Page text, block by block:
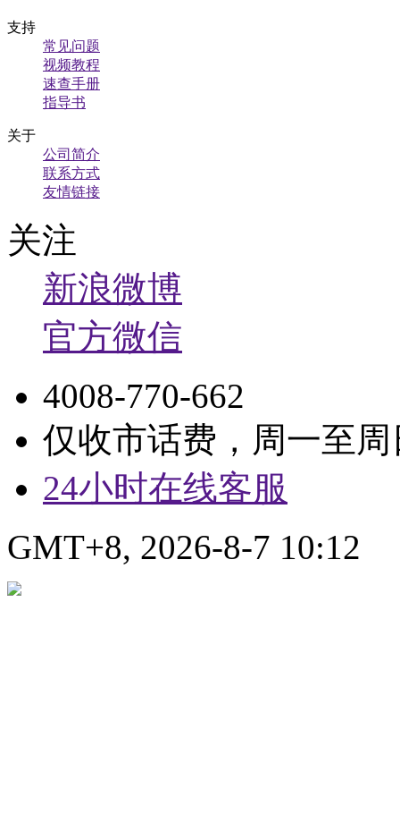
支持
常见问题
视频教程
速查手册
指导书
关于
公司简介
联系方式
友情链接
关注
新浪微博
官方微信
4008-770-662
仅收市话费，周一至周
24小时在线客服
GMT+8, 2026-8-7 10:12